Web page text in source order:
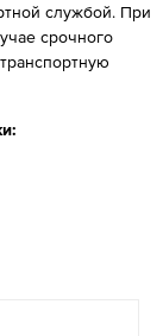
службой. При
срочного